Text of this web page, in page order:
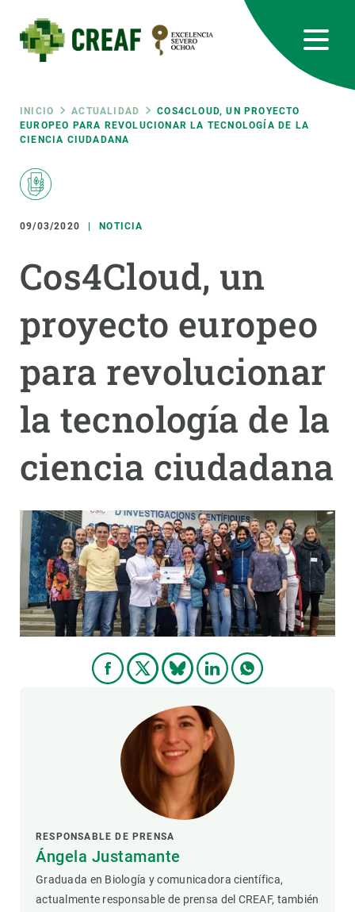
contenido
principal
Ruta
de
navegación
INICIO ACTUALIDAD
COS4CLOUD, UN PROYECTO
EUROPEO PARA REVOLUCIONAR LA TECNOLOGÍA DE LA
CIENCIA CIUDADANA
09/03/2020 NOTICIA
Cos4Cloud, un
proyecto europeo
para revolucionar
la tecnología de la
ciencia ciudadana
RESPONSABLE DE PRENSA
Ángela Justamante
Graduada en Biología y comunicadora científica,
actualmente responsable de prensa del CREAF, también
RRSS
Featured
responsive
Responsive
menu
INVESTIGACIÓN
CIENCIA EN ACCIÓN
PARTICIPA
NOTICIAS Y AGENDA